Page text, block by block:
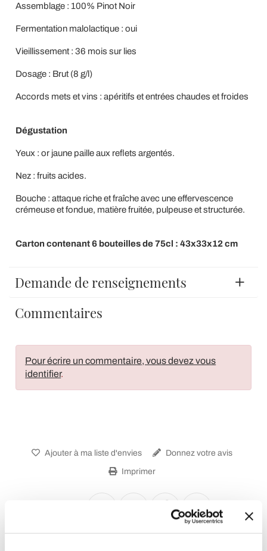
Assemblage : 100% Pinot Noir
Fermentation malolactique : oui
Vieillissement : 36 mois sur lies
Dosage : Brut (8 g/l)
Accords mets et vins : apéritifs et entrées chaudes et froides
Dégustation
Yeux : or jaune paille aux reflets argentés.
Nez : fruits acides.
Bouche : attaque riche et fraîche avec une effervescence
crémeuse et fondue, matière fruitée, pulpeuse et structurée.
Carton contenant 6 bouteilles de 75cl : 43x33x12 cm
Demande de renseignements
Commentaires
Pour écrire un commentaire, vous devez vous
identifier.
Ajouter à ma liste d'envies Donnez votre avis
Imprimer